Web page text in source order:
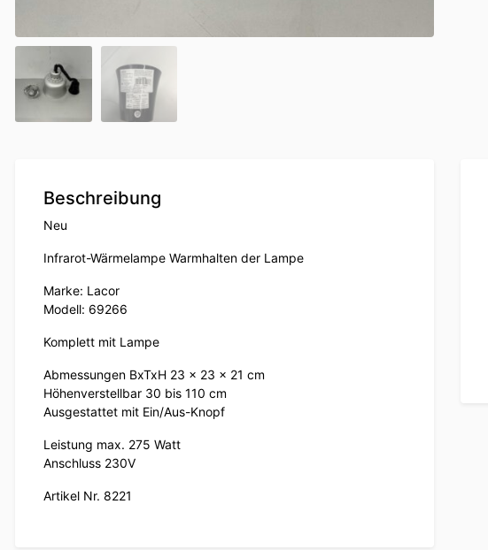
Beschreibung
Neu
Infrarot-Wärmelampe Warmhalten der Lampe
Marke: Lacor
Modell: 69266
Komplett mit Lampe
Abmessungen BxTxH 23 x 23 x 21 cm
Höhenverstellbar 30 bis 110 cm
Ausgestattet mit Ein/Aus-Knopf
Leistung max. 275 Watt
Anschluss 230V
Artikel Nr. 8221